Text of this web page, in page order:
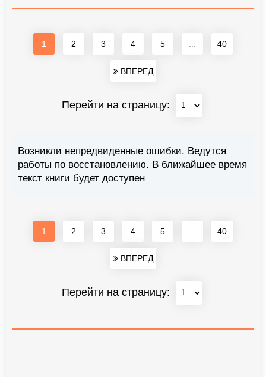
1 2 3 4 5 40
ВПЕРЕД
Перейти на страницу:
Возникли непредвиденные ошибки. Ведутся
работы по восстановлению. В ближайшее время
текст книги будет доступен
1 2 3 4 5 40
ВПЕРЕД
Перейти на страницу: